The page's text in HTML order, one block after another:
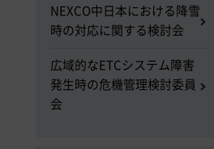
NEXCO中日本における降雪
時の対応に関する検討会
広域的なETCシステム障害
発生時の危機管理検討委員
会